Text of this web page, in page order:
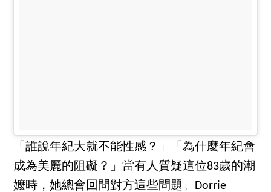
「誰說年紀大就不能性感？」「為什麼年紀會
成為美麗的阻礙？」當有人質疑這位83歲的潮
嬤時，她總會回問對方這些問題。Dorrie